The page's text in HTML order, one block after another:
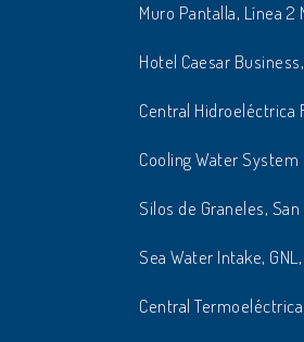
Muro Pantalla, Línea 2
Hotel Caesar
Central Hidroeléctrica
Cooling Water
Silos de Graneles, San
Sea Water Intake,
Central